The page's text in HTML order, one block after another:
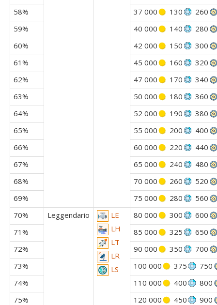
58%
37 000 130
260
59%
40 000 140
280
60%
42 000 150
300
61%
45 000 160
320
62%
47 000 170
340
63%
50 000 180
360
64%
52 000 190
380
65%
55 000 200
400
66%
60 000 220
440
67%
65 000 240
480
68%
70 000 260
520
69%
75 000 280
560
70%
Leggendario
LE
LH
LT
LR
LS
80 000 300
600
71%
85 000 325
650
72%
90 000 350
700
73%
100 000 375
750
74%
110 000 400
800
75%
120 000 450
900